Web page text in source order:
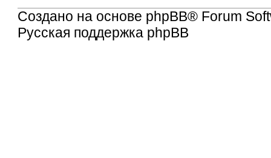
Создано на основе phpBB® Forum
Русская поддержка phpBB